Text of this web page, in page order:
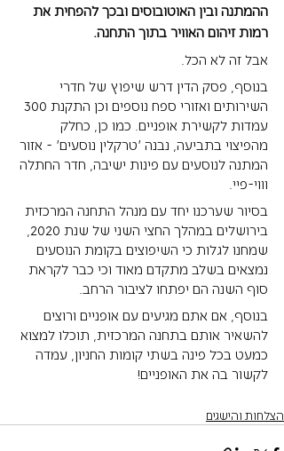
ההמתנה ובין האוטובוסים ובכך להפחית את
רמות זיהום האוויר בתוך התחנה.
אבל זה לא הכל.
בנוסף, פסק הדין דרש שיפוץ של חדרי
עמדות לקשירת אופניים. כמו כן, כחלק
מהפיצוי בתביעה, נבנה ׳טרקלין נוסעים׳ - אזור
המתנה לנוסעים עם פינות ישיבה, חדר החתלה
וווי-פיי.
בסיור שערכנו יחד עם מנהל התחנה המרכזית
שמחנו לגלות כי השיפוצים בקומת הנוסעים
נמצאים בשלב מתקדם מאוד וכי כבר לקראת
סוף השנה הם יפתחו לציבור הרחב.
בנוסף, אם אתם מגיעים עם אופניים ורוצים
להשאיר אותם בתחנה המרכזית, תוכלו למצוא
כמעט בכל פינה בשתי קומות החניון, עמדה
לקשור בה את האופניים!
הצלחות והישגים